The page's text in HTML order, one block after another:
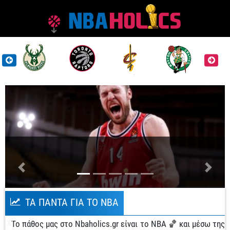
Previous Next
ΤΑ ΠΆΝΤΑ ΓΙΑ ΤΟ NBA
Το πάθος μας στο Nbaholics.gr είναι το ΝΒΑ 🏀 και μέσω της